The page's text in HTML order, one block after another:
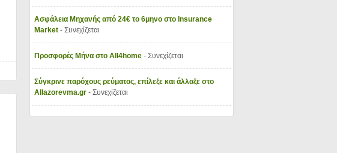
Ασφάλεια Μηχανής από 24€ το 6μηνο στο Insurance
Market - Συνεχίζεται
Προσφορές Μήνα στο All4home - Συνεχίζεται
Σύγκρινε παρόχους ρεύματος, επίλεξε και άλλαξε στο
Allazorevma.gr - Συνεχίζεται